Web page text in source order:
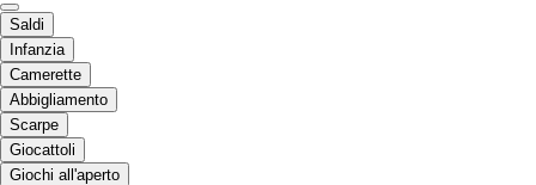
Saldi
Infanzia
Camerette
Abbigliamento
Scarpe
Giocattoli
Giochi all'aperto